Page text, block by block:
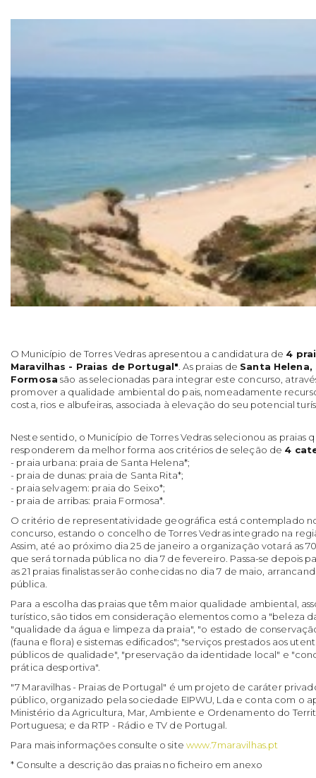
O Município de Torres Vedras apresentou a candidatura de 4
Maravilhas - Praias de Portugal" . As praias de Santa
Formosa são as selecionadas para integrar este concurso,
promover a qualidade ambiental do pais, nomeadamente
costa, rios e albufeiras, associada à elevação do seu potencial
Neste sentido, o Município de Torres Vedras selecionou as praias
responderem da melhor forma aos critérios de seleção de 4
- praia urbana: praia de Santa Helena*;
- praia de dunas: praia de Santa Rita*;
- praia selvagem: praia do Seixo*;
- praia de arribas: praia Formosa*.
O critério de representatividade geográfica está contemplado
concurso, estando o concelho de Torres Vedras integrado na
Assim, até ao próximo dia 25 de janeiro a organização votará as
que será tornada pública no dia 7 de fevereiro. Passa-se depois
as 21 praias finalistas serão conhecidas no dia 7 de maio,
pública.
Para a escolha das praias que têm maior qualidade ambiental,
turístico, são tidos em consideração elementos como a "beleza
"qualidade da água e limpeza da praia", "o estado de
(fauna e flora) e sistemas edificados"; "serviços prestados aos
públicos de qualidade", "preservação da identidade local" e
prática desportiva".
"7 Maravilhas - Praias de Portugal" é um projeto de caráter
público, organizado pela sociedade EIPWU, Lda e conta com o
Ministério da Agricultura, Mar, Ambiente e Ordenamento do
Portuguesa; e da RTP - Rádio e TV de Portugal.
Para mais informações consulte o site www.7maravilhas.pt
* Consulte a descrição das praias no ficheiro em anexo